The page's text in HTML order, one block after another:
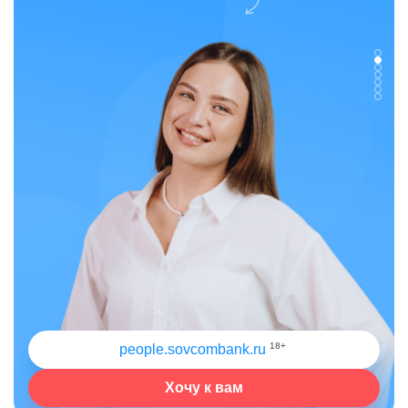
people.sovcombank.ru 18+
Хочу к вам